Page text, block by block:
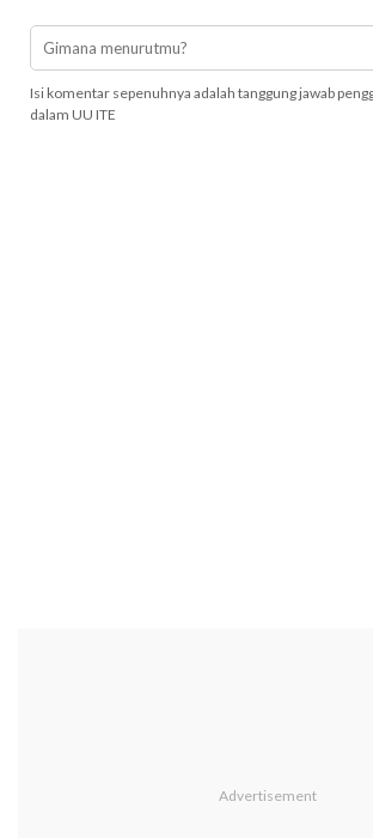
Isi komentar sepenuhnya adalah tanggung jawab
dalam UU ITE